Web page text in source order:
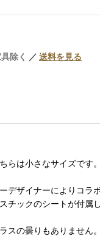
除く ／ 送料を見る
らは小さなサイズです。
デザイナーによりコ
チックのシートが付属し
スの曇りもありません。